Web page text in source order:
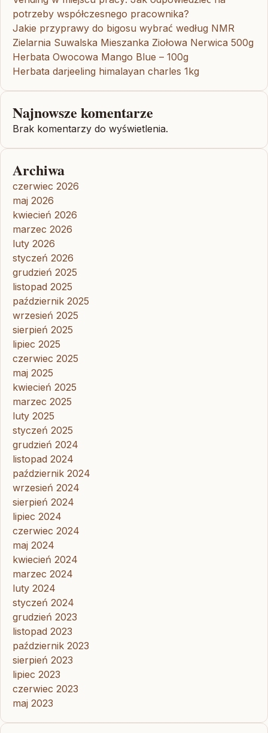
potrzeby współczesnego pracownika?
Jakie przyprawy do bigosu wybrać według NMR
Zielarnia Suwalska Mieszanka Ziołowa Nerwica 500g
Herbata Owocowa Mango Blue – 100g
Herbata darjeeling himalayan charles 1kg
Najnowsze komentarze
Brak komentarzy do wyświetlenia.
Archiwa
czerwiec 2026
maj 2026
kwiecień 2026
marzec 2026
luty 2026
styczeń 2026
grudzień 2025
listopad 2025
październik 2025
wrzesień 2025
sierpień 2025
lipiec 2025
czerwiec 2025
maj 2025
kwiecień 2025
marzec 2025
luty 2025
styczeń 2025
grudzień 2024
listopad 2024
październik 2024
wrzesień 2024
sierpień 2024
lipiec 2024
czerwiec 2024
maj 2024
kwiecień 2024
marzec 2024
luty 2024
styczeń 2024
grudzień 2023
listopad 2023
październik 2023
sierpień 2023
lipiec 2023
czerwiec 2023
maj 2023